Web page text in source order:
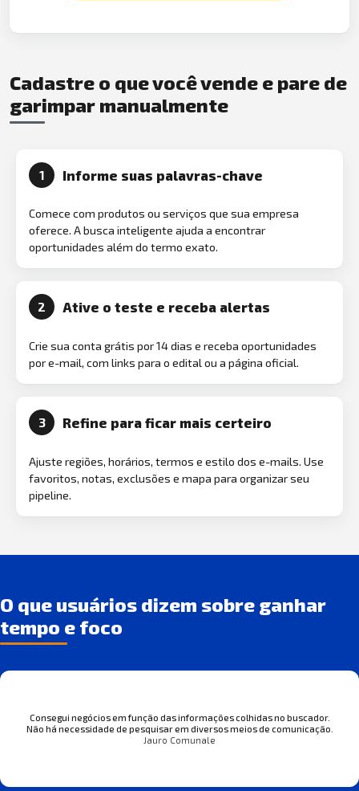
Cadastre o que você vende e pare de
garimpar manualmente
1 Informe suas palavras-chave
Comece com produtos ou serviços que sua empresa
oferece. A busca inteligente ajuda a encontrar
oportunidades além do termo exato.
2 Ative o teste e receba alertas
Crie sua conta grátis por 14 dias e receba oportunidades
por e-mail, com links para o edital ou a página oficial.
3 Refine para ficar mais certeiro
Ajuste regiões, horários, termos e estilo dos e-mails. Use
favoritos, notas, exclusões e mapa para organizar seu
pipeline.
O que usuários dizem sobre ganhar
tempo e foco
Consegui negócios em função das informações colhidas no buscador.
Não há necessidade de pesquisar em diversos meios de comunicação.
Jauro Comunale